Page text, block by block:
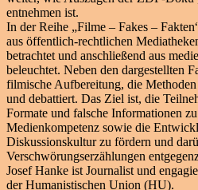
entnehmen ist.
In der Reihe „Filme – Fakes –
aus öffentlich-rechtlichen
betrachtet und anschließend aus
beleuchtet. Neben den dargestellten
filmische Aufbereitung, die
und debattiert. Das Ziel ist, die
Formate und falsche Informationen
Medienkompetenz sowie die
Diskussionskultur zu fördern und
Verschwörungserzählungen
Josef Hanke ist Journalist und
der Humanistischen Union (HU).